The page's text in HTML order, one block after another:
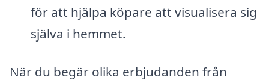
för att hjälpa köpare att visualisera sig
själva i hemmet.
När du begär olika erbjudanden från